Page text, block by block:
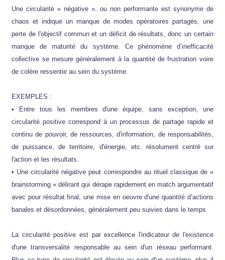
Une circularité « négative », ou non performante est synonyme de
chaos et indique un manque de modes opératoires partagés, une
perte de l'objectif commun et un déficit de résultats, donc un certain
manque de maturité du système. Ce phénomène d’inefficacité
collective se mesure généralement à la quantité de frustration voire
de colère ressentie au sein du système.
EXEMPLES :
• Entre tous les membres d'une équipe, sans exception, une
circularité positive correspond à un processus de partage rapide et
continu de pouvoir, de ressources, d'information, de responsabilités,
de puissance, de territoire, d'énergie, etc. résolument centré sur
l'action et les résultats.
• Une circularité négative peut correspondre au rituel classique de «
brainstorming » délirant qui dérape rapidement en match argumentatif
avec pour résultat final, une mise en oeuvre d'une quantité d’actions
banales et désordonnées, généralement peu suivies dans le temps.
La circularité positive est par excellence l'indicateur de l'existence
d'une transversalité responsable au sein d'un réseau performant.